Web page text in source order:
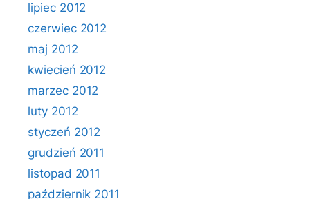
lipiec 2012
czerwiec 2012
maj 2012
kwiecień 2012
marzec 2012
luty 2012
styczeń 2012
grudzień 2011
listopad 2011
październik 2011